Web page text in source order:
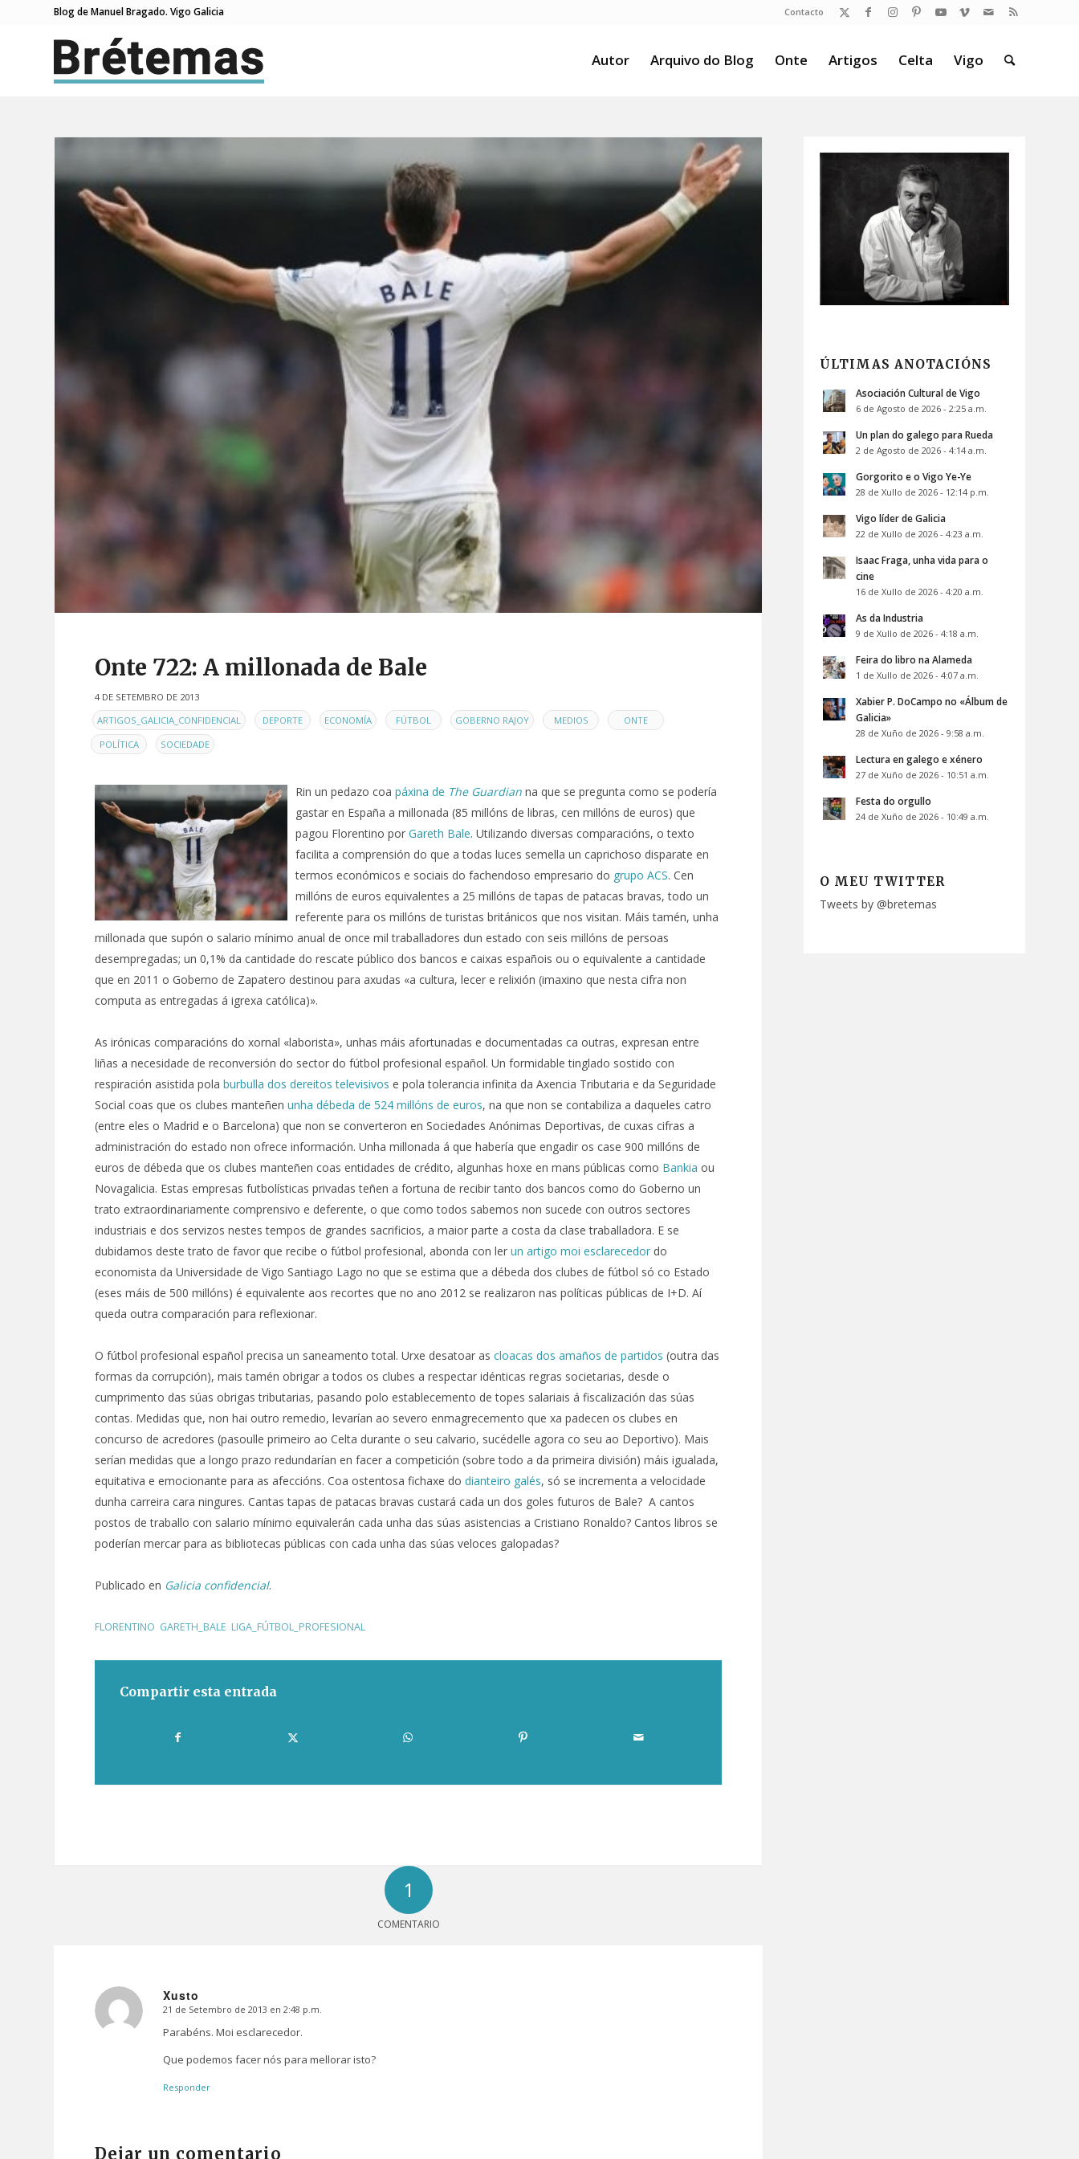
Contacto
Blog de Manuel Bragado. Vigo Galicia
Autor Arquivo do Blog Onte Artigos Celta Vigo
Onte 722: A millonada de Bale
4 DE SETEMBRO DE 2013
ENARTIGOS_GALICIA_CONFIDENCIAL DEPORTE ECONOMÍA FÚTBOL GOBERNO RAJOY MEDIOS ONTE
POLÍTICA SOCIEDADE
Rin un pedazo coa páxina de The Guardian na que se pregunta como se podería
gastar en España a millonada (85 millóns de libras, cen millóns de euros) que
pagou Florentino por Gareth Bale. Utilizando diversas comparacións, o texto
facilita a comprensión do que a todas luces semella un caprichoso disparate en
termos económicos e sociais do fachendoso empresario do grupo ACS. Cen
millóns de euros equivalentes a 25 millóns de tapas de patacas bravas, todo un
referente para os millóns de turistas británicos que nos visitan. Máis tamén, unha
millonada que supón o salario mínimo anual de once mil traballadores dun estado con seis millóns de persoas
desempregadas; un 0,1% da cantidade do rescate público dos bancos e caixas españois ou o equivalente a cantidade
que en 2011 o Goberno de Zapatero destinou para axudas «a cultura, lecer e relixión (imaxino que nesta cifra non
computa as entregadas á igrexa católica)».
As irónicas comparacións do xornal «laborista», unhas máis afortunadas e documentadas ca outras, expresan entre
liñas a necesidade de reconversión do sector do fútbol profesional español. Un formidable tinglado sostido con
respiración asistida pola burbulla dos dereitos televisivos e pola tolerancia infinita da Axencia Tributaria e da Seguridade
Social coas que os clubes manteñen unha débeda de 524 millóns de euros, na que non se contabiliza a daqueles catro
(entre eles o Madrid e o Barcelona) que non se converteron en Sociedades Anónimas Deportivas, de cuxas cifras a
administración do estado non ofrece información. Unha millonada á que habería que engadir os case 900 millóns de
euros de débeda que os clubes manteñen coas entidades de crédito, algunhas hoxe en mans públicas como Bankia ou
Novagalicia. Estas empresas futbolísticas privadas teñen a fortuna de recibir tanto dos bancos como do Goberno un
trato extraordinariamente comprensivo e deferente, o que como todos sabemos non sucede con outros sectores
industriais e dos servizos nestes tempos de grandes sacrificios, a maior parte a costa da clase traballadora. E se
dubidamos deste trato de favor que recibe o fútbol profesional, abonda con ler un artigo moi esclarecedor do
economista da Universidade de Vigo Santiago Lago no que se estima que a débeda dos clubes de fútbol só co Estado
(eses máis de 500 millóns) é equivalente aos recortes que no ano 2012 se realizaron nas políticas públicas de I+D. Aí
queda outra comparación para reflexionar.
O fútbol profesional español precisa un saneamento total. Urxe desatoar as cloacas dos amaños de partidos (outra das
formas da corrupción), mais tamén obrigar a todos os clubes a respectar idénticas regras societarias, desde o
cumprimento das súas obrigas tributarias, pasando polo establecemento de topes salariais á fiscalización das súas
contas. Medidas que, non hai outro remedio, levarían ao severo enmagrecemento que xa padecen os clubes en
concurso de acredores (pasoulle primeiro ao Celta durante o seu calvario, sucédelle agora co seu ao Deportivo). Mais
serían medidas que a longo prazo redundarían en facer a competición (sobre todo a da primeira división) máis igualada,
equitativa e emocionante para as afeccións. Coa ostentosa fichaxe do dianteiro galés, só se incrementa a velocidade
dunha carreira cara ningures. Cantas tapas de patacas bravas custará cada un dos goles futuros de Bale? A cantos
postos de traballo con salario mínimo equivalerán cada unha das súas asistencias a Cristiano Ronaldo? Cantos libros se
poderían mercar para as bibliotecas públicas con cada unha das súas veloces galopadas?
Publicado en Galicia confidencial.
FLORENTINO GARETH_BALE LIGA_FÚTBOL_PROFESIONAL
Compartir esta entrada
1
COMENTARIO
Xusto
Dice:
21 de Setembro de 2013 en 2:48 p.m.
Parabéns. Moi esclarecedor.
Que podemos facer nós para mellorar isto?
Responder
Dejar un comentario
ÚLTIMAS ANOTACIÓNS
Asociación Cultural de Vigo
6 de Agosto de 2026 - 2:25 a.m.
Un plan do galego para Rueda
2 de Agosto de 2026 - 4:14 a.m.
Gorgorito e o Vigo Ye-Ye
28 de Xullo de 2026 - 12:14 p.m.
Vigo líder de Galicia
22 de Xullo de 2026 - 4:23 a.m.
Isaac Fraga, unha vida para o
cine
16 de Xullo de 2026 - 4:20 a.m.
As da Industria
9 de Xullo de 2026 - 4:18 a.m.
Feira do libro na Alameda
1 de Xullo de 2026 - 4:07 a.m.
Xabier P. DoCampo no «Álbum de
Galicia»
28 de Xuño de 2026 - 9:58 a.m.
Lectura en galego e xénero
27 de Xuño de 2026 - 10:51 a.m.
Festa do orgullo
24 de Xuño de 2026 - 10:49 a.m.
O MEU TWITTER
Tweets by @bretemas